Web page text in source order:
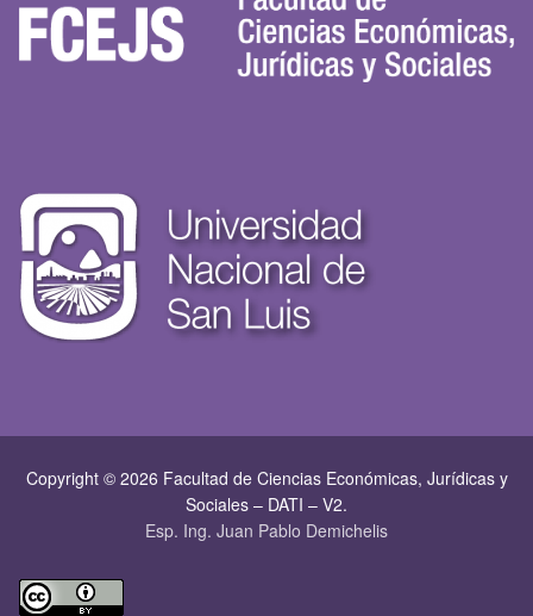
Copyright © 2026 Facultad de Ciencias Económicas, Jurí­dicas y
Sociales – DATI – V2.
Esp. Ing. Juan Pablo Demichelis